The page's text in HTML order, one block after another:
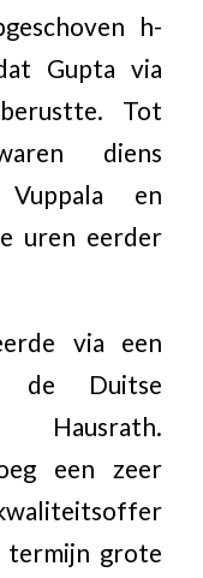
h-
Gupta via
Tot
diens
Vuppala en
uren eerder
via een
de Duitse
Hausrath.
een zeer
termijn grote